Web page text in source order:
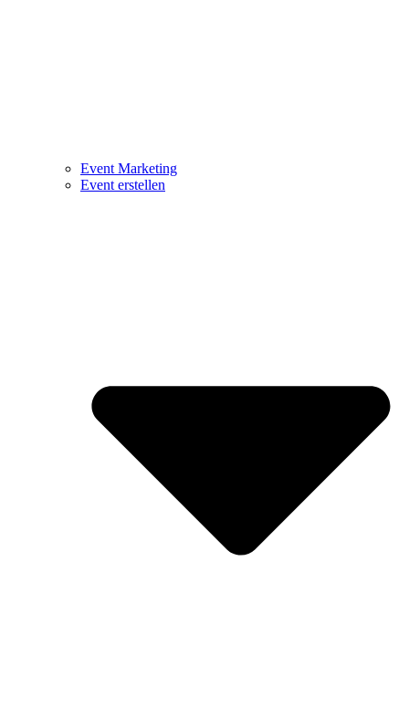
Event Marketing
Event erstellen